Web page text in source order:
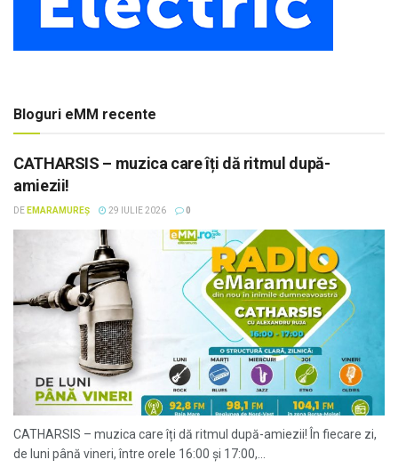
Bloguri eMM recente
CATHARSIS – muzica care îți dă ritmul după-
amiezii!
DE EMARAMUREȘ 29 IULIE 2026 0
CATHARSIS – muzica care îți dă ritmul după-amiezii! În fiecare zi,
de luni până vineri, între orele 16:00 și 17:00,...